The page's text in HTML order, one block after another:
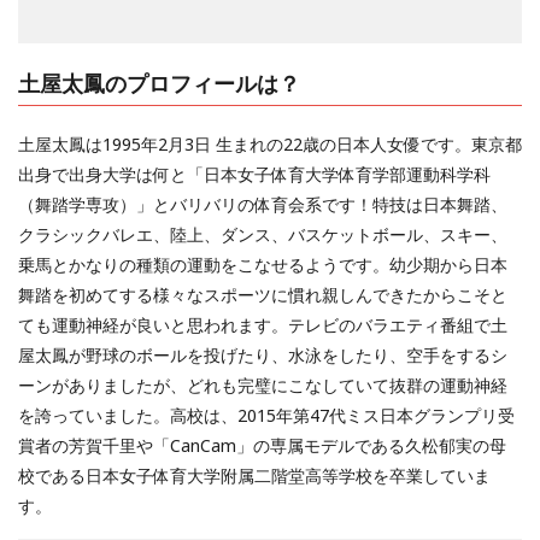
土屋太鳳のプロフィールは？
土屋太鳳は1995年2月3日 生まれの22歳の日本人女優です。東京都
出身で出身大学は何と「日本女子体育大学体育学部運動科学科
（舞踏学専攻）」とバリバリの体育会系です！特技は日本舞踏、
クラシックバレエ、陸上、ダンス、バスケットボール、スキー、
乗馬とかなりの種類の運動をこなせるようです。幼少期から日本
舞踏を初めてする様々なスポーツに慣れ親しんできたからこそと
ても運動神経が良いと思われます。テレビのバラエティ番組で土
屋太鳳が野球のボールを投げたり、水泳をしたり、空手をするシ
ーンがありましたが、どれも完璧にこなしていて抜群の運動神経
を誇っていました。高校は、2015年第47代ミス日本グランプリ受
賞者の芳賀千里や「CanCam」の専属モデルである久松郁実の母
校である日本女子体育大学附属二階堂高等学校を卒業していま
す。